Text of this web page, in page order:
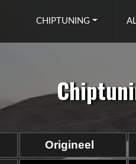
CHIPTUNING
Origineel